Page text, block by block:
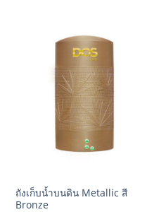
ถังเก็บน้ำบนดิน Metallic สี
Bronze